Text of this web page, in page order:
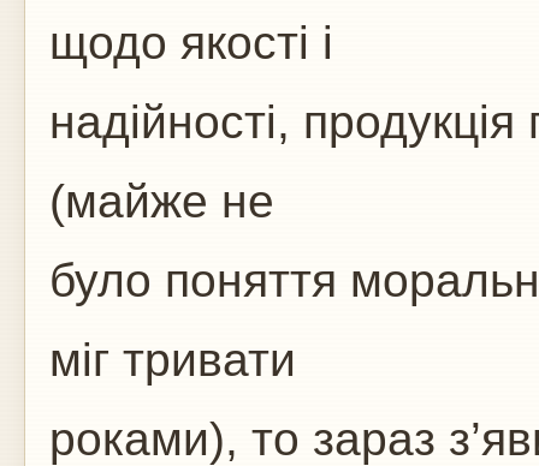
щодо якості і
надійності,
(майже не
було поняття
міг тривати
роками), то зараз